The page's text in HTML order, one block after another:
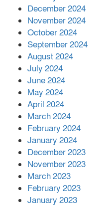
সহায়তা
December 2024
November 2024
October 2024
September 2024
August 2024
July 2024
June 2024
May 2024
April 2024
March 2024
February 2024
January 2024
December 2023
November 2023
March 2023
February 2023
January 2023